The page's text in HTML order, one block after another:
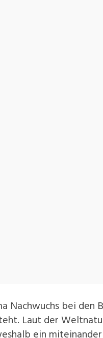
Nachwuchs bei den
Laut der
ein